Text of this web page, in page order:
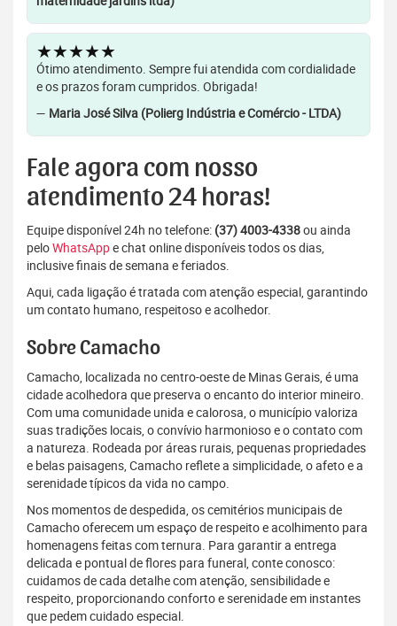
★★★★★
Ótimo atendimento. Sempre fui atendida com cordialidade
e os prazos foram cumpridos. Obrigada!
— Maria José Silva (Polierg Indústria e Comércio - LTDA)
Fale agora com nosso
atendimento 24 horas!
Equipe disponível 24h no telefone: (37) 4003-4338ou ainda
peloWhatsAppe chat online disponíveis todos os dias,
inclusive finais de semana e feriados.
Aqui, cada ligação é tratada com atenção especial, garantindo
um contato humano, respeitoso e acolhedor.
Sobre Camacho
Camacho, localizada no centro-oeste de Minas Gerais, é uma
cidade acolhedora que preserva o encanto do interior mineiro.
Com uma comunidade unida e calorosa, o município valoriza
suas tradições locais, o convívio harmonioso e o contato com
a natureza. Rodeada por áreas rurais, pequenas propriedades
e belas paisagens, Camacho reflete a simplicidade, o afeto e a
serenidade típicos da vida no campo.
Nos momentos de despedida, os cemitérios municipais de
Camacho oferecem um espaço de respeito e acolhimento para
homenagens feitas com ternura. Para garantir a entrega
delicada e pontual de flores para funeral, conte conosco:
cuidamos de cada detalhe com atenção, sensibilidade e
respeito, proporcionando conforto e serenidade em instantes
que pedem cuidado especial.